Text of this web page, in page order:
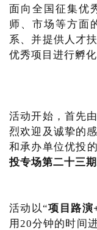
面向全国征集优
师、市场等方面
系、并提供人才
优秀项目进行孵化
活动开始，首先
烈欢迎及诚挚的
和承办单位优投
投专场第二十三
活动以“项目路演
用20分钟的时间